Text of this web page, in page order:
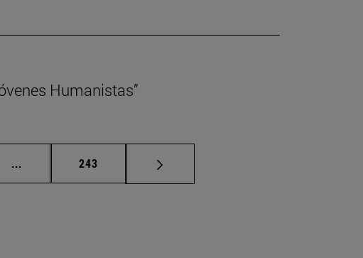
Humanistas”
... Páginas intermedias Use TAB para desplazarse.
Página
243